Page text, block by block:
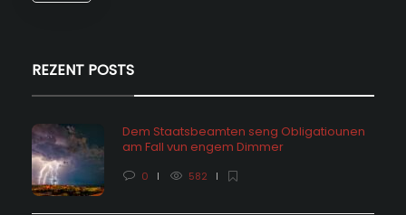
REZENT POSTS
Dem Staatsbeamten seng Obligatiounen
am Fall vun engem Dimmer
0 582